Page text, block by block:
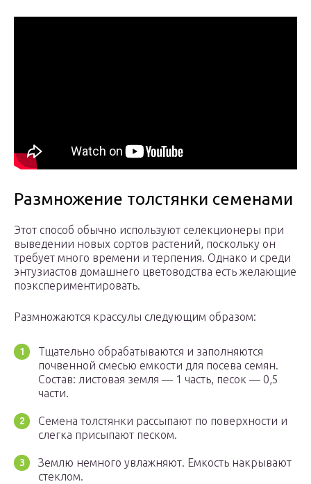
Размножение толстянки семенами
Этот способ обычно используют селекционеры при
выведении новых сортов растений, поскольку он
требует много времени и терпения. Однако и среди
энтузиастов домашнего цветоводства есть желающие
поэкспериментировать.
Размножаются крассулы следующим образом:
Тщательно обрабатываются и заполняются
почвенной смесью емкости для посева семян.
Состав: листовая земля — 1 часть, песок — 0,5
части.
Семена толстянки рассыпают по поверхности и
слегка присыпают песком.
Землю немного увлажняют. Емкость накрывают
стеклом.